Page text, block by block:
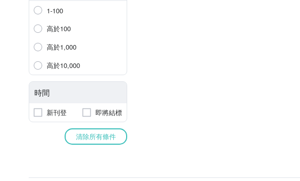
1-100
高於100
高於1,000
高於10,000
時間
新刊登 即將結標
清除所有條件